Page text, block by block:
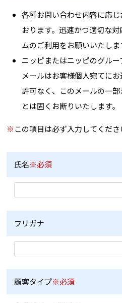
各種お問い合わせ内容に応
おります。迅速かつ適切な
ムのご利用をお願いいたしま
ニッピまたはニッピのグル
メールはお客様個人宛てに
許可なく、このメールの一
とは固くお断りいたします。
※この項目は必ず入力してくださ
氏名※必須
フリガナ
顧客タイプ※必須